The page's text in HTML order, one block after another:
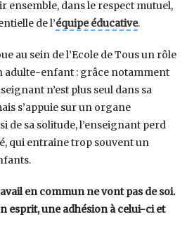
ensemble, dans le respect mutuel,
de l’équipe éducative.
au sein de l’Ecole de Tous un rôle
adulte-enfant : grâce notamment
n’est plus seul dans sa
s’appuie sur un organe
de sa solitude, l’enseignant perd
qui entraine trop souvent un
en commun ne vont pas de soi.
esprit, une adhésion à celui-ci et